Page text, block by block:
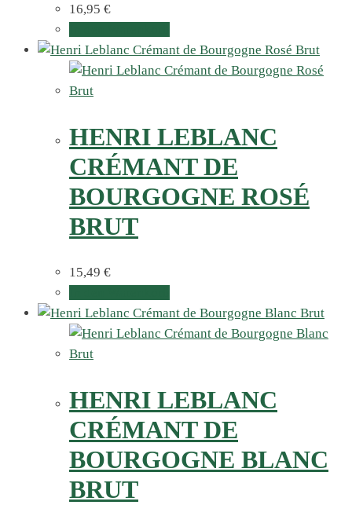
16,95 €
HENRI LEBLANC
CRÉMANT DE
BOURGOGNE ROSÉ
BRUT
15,49 €
HENRI LEBLANC
CRÉMANT DE
BOURGOGNE BLANC
BRUT